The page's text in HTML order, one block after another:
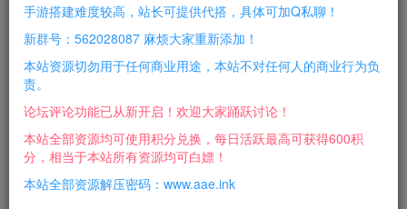
游戏介绍：
声明:此纯净版为去广告和更新以及搜索栏，其
余均为官网原版。
雷电模拟器9 v9.0.71 纯净版，仅为个人测试用，
请下载后24小时内删除！请勿用于商业及其他非法
行为！
手游搭建难度较高，站长可提供代搭，具体可加Q私聊！
新群号：562028087 麻烦大家重新添加！
本站资源切勿用于任何商业用途，本站不对任何人的商业行为负
责。
论坛评论功能已从新开启！欢迎大家踊跃讨论！
本站全部资源均可使用积分兑换，每日活跃最高可获得600积
分，相当于本站所有资源均可白嫖！
本站全部资源解压密码：www.aae.ink